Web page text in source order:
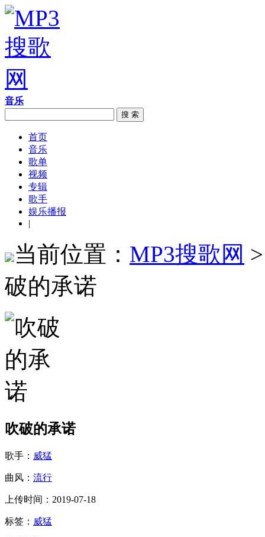
音乐
搜 索
首页
音乐
歌单
视频
专辑
歌手
娱乐播报
|
当前位置： MP3搜歌网
破的承诺
吹破的承诺
歌手： 威猛
曲风： 流行
上传时间：2019-07-18
标签： 威猛